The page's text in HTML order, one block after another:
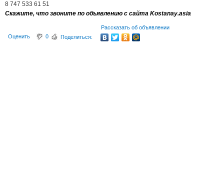
8 747 533 61 51
Скажите, что звоните по объявлению с сайта Kostanay.asia
Рассказать об объявлении
Оценить
0 Поделиться: